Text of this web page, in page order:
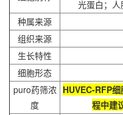
光蛋白；
种属来源
组织来源
生长特性
细胞形态
puro药筛浓
度
HUVEC-RFP细
程中建